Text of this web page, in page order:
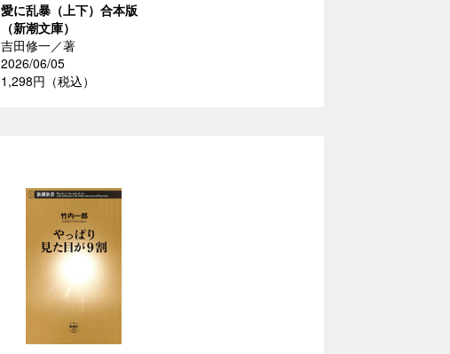
愛に乱暴（上下）合本版
（新潮文庫）
吉田修一／著
2026/06/05
1,298円（税込）